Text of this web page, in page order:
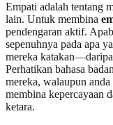
Empati adalah tentang
lain. Untuk membina
pendengaran aktif.
sepenuhnya pada apa
mereka
Perhatikan bahasa
mereka, walaupun
membina kepercayaan
ketara.